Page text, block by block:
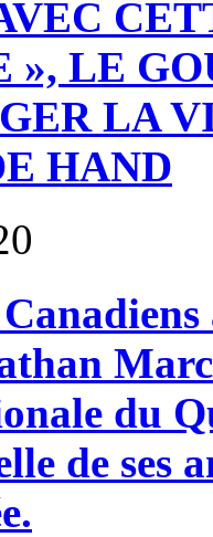
», LE
LA
HAND
du
de ses